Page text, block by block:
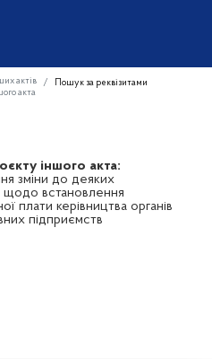
актів
Пошук за реквізитами
акта
іншого акта:
зміни до деяких
щодо встановлення
плати керівництва органів
підприємств